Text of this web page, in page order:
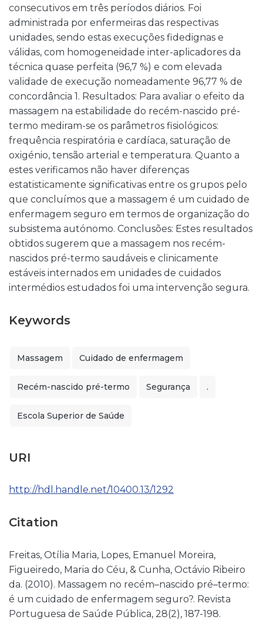
consecutivos em três períodos diários. Foi
administrada por enfermeiras das respectivas
unidades, sendo estas execuções fidedignas e
válidas, com homogeneidade inter-aplicadores da
técnica quase perfeita (96,7 %) e com elevada
validade de execução nomeadamente 96,77 % de
concordância 1. Resultados: Para avaliar o efeito da
massagem na estabilidade do recém-nascido pré-
termo mediram-se os parâmetros fisiológicos:
frequência respiratória e cardíaca, saturação de
oxigénio, tensão arterial e temperatura. Quanto a
estes verificamos não haver diferenças
estatisticamente significativas entre os grupos pelo
que concluímos que a massagem é um cuidado de
enfermagem seguro em termos de organização do
subsistema autónomo. Conclusões: Estes resultados
obtidos sugerem que a massagem nos recém-
nascidos pré-termo saudáveis e clinicamente
estáveis internados em unidades de cuidados
intermédios estudados foi uma intervenção segura.
Keywords
Massagem Cuidado de enfermagem
Recém-nascido pré-termo Segurança .
Escola Superior de Saúde
URI
http://hdl.handle.net/10400.13/1292
Citation
Freitas, Otília Maria, Lopes, Emanuel Moreira,
Figueiredo, Maria do Céu, & Cunha, Octávio Ribeiro
da. (2010). Massagem no recém–nascido pré–termo:
é um cuidado de enfermagem seguro?. Revista
Portuguesa de Saúde Pública, 28(2), 187-198.